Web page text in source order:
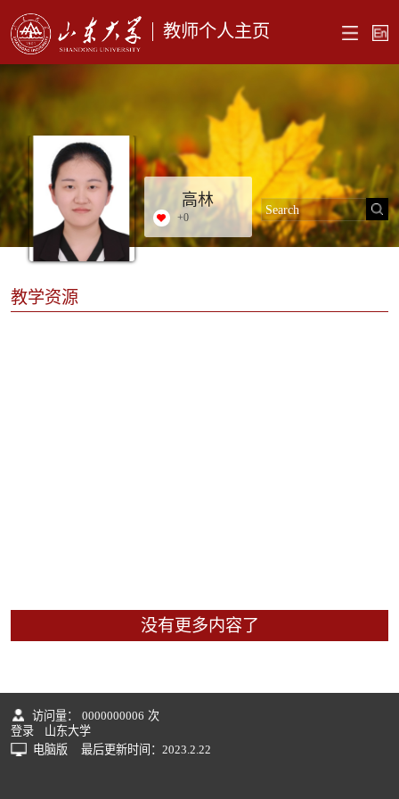
教师个人主页
高林
+0
教学资源
没有更多内容了
访问量： 0000000006 次
登录
山东大学
电脑版
最后更新时间： 2023 2 22